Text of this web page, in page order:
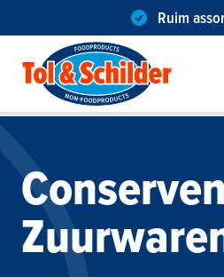
Ruim
HomeAssortiment Conserven en